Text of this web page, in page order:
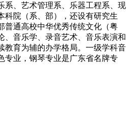
系、艺术管理系、乐器工程系、现
科院（系、部），还设有研究生
普通高校中华优秀传统文化（粤
、音乐学、录音艺术、音乐表演和
教育为辅的办学格局。一级学科音
专业，钢琴专业是广东省名牌专